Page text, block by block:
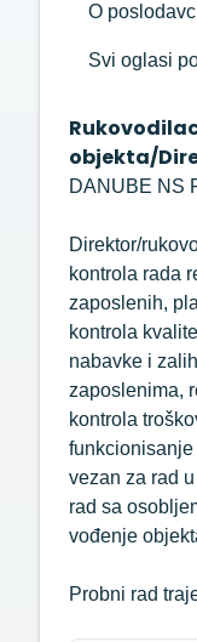
O
Svi oglasi
objekta/
DANUBE NS
Direktor/
kontrola rada
zaposlenih,
kontrola
nabavke i
zaposlenima,
kontrola
vezan za rad
rad sa
vođenje
Probni rad